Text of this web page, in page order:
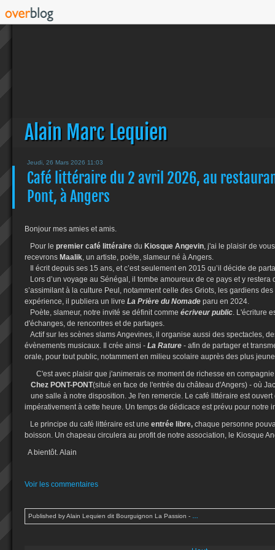
Alain Marc Lequien
Jeudi, 26 Mars 2026 11:03
Café littéraire du 2 avril 2026, au
Pont, à Angers
Bonjour mes amies et amis.
Pour le premier café littéraire du Kiosque Angevin, j'ai le plaisir de
recevrons Maalik, un artiste, poète, slameur né à Angers.
Il écrit depuis ses 15 ans, et c’est seulement en 2015 qu’il décide de
Lors d’un voyage au Sénégal, il tombe amoureux de ce pays et y restera
s’assimilant à la culture Peul, notamment celle des Griots, les gardiens
expérience, il publiera un livre La Prière du Nomade paru en 2024.
Poète, slameur, notre invité se définit comme écriveur public. L'écriture
d'échanges, de rencontres et de partages.
Actif sur les scènes slams Angevines, il organise aussi des spectacles,
évènements musicaux. Il crée ainsi - La Rature - afin de partager et
orale, pour tout public, notamment en milieu scolaire auprès des plus
C'est avec plaisir que j'animerais ce moment de richesse en
Chez PONT-PONT(situé en face de l'entrée du château d'Angers) - où
une salle à notre disposition. Je l'en remercie. Le café littéraire est
impérativement à cette heure. Un temps de dédicace est prévu pour
Le principe du café littéraire est une entrée libre, chaque personne
boisson. Un chapeau circulera au profit de notre association, le Kiosque
A bientôt. Alain
Voir les commentaires
Published by Alain Lequien dit Bourguignon La Passion -